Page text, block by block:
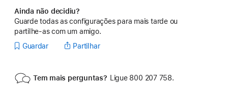
Ainda não decidiu?
Guarde todas as configurações para mais tarde ou
partilhe‑as com um amigo.
Guardar
Partilhar
Tem mais perguntas?
Ligue 800 207 758.